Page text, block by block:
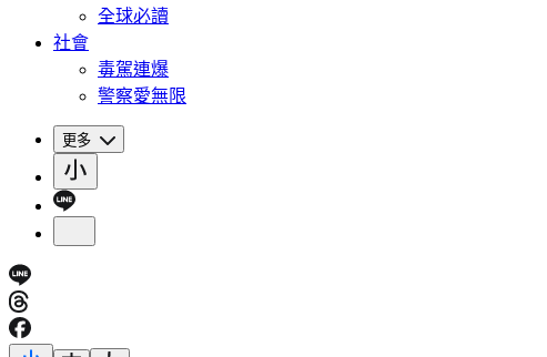
全球必讀
社會
毒駕連爆
警察愛無限
更多